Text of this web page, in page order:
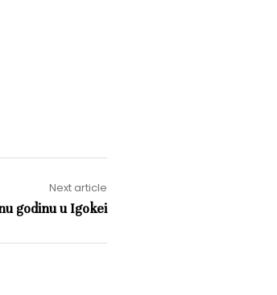
Next article
godinu u Igokei